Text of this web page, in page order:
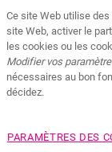
Ce site Web utilise
site Web, activer le
les cookies ou les
Modifier vos
nécessaires au bon
décidez.
PARAMÈTRES DES